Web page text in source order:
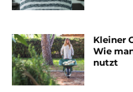
Kleiner
Wie
nutzt